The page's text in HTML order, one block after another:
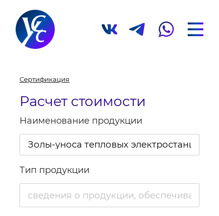
Сертификация
Расчет стоимости
Наименование продукции
Тип продукции